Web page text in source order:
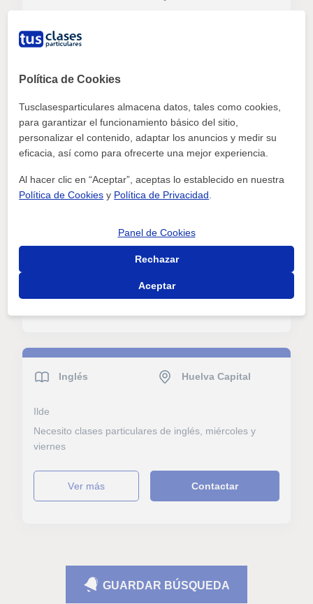
Javier
Busco profesor de ingles para adultos presencial desde
ver más Contactar
Inglés Huelva Capital
Busco profesor particular de inglés a domicilio. quiero
Inglés Huelva Capital
Ilde
Necesito clases particulares de inglés, miércoles y
viernes
ver más Contactar
GUARDAR BÚSQUEDA
Política de Cookies
Tusclasesparticulares almacena datos, tales como cookies,
para garantizar el funcionamiento básico del sitio,
personalizar el contenido, adaptar los anuncios y medir su
eficacia, así como para ofrecerte una mejor experiencia.
Al hacer clic en “Aceptar”, aceptas lo establecido en nuestra
Política de Cookies y Política de Privacidad
Panel de Cookies
Rechazar
Aceptar